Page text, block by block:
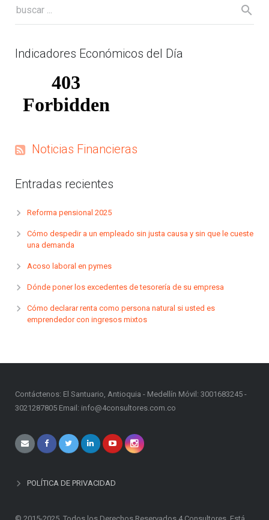
Indicadores Económicos del Día
Noticias Financieras
Entradas recientes
Reforma pensional 2025
Cómo despedir a un empleado sin justa causa y sin que le cueste
una demanda
Acoso laboral en pymes
Dónde poner los excedentes de tesorería de su empresa
Cómo declarar renta como persona natural si usted es
emprendedor con ingresos mixtos
Contáctenos: El Santuario, Antioquia - Medellín Móvil: 3001683245 -
3021287805 Email: info@4consultores.com.co
POLÍTICA DE PRIVACIDAD